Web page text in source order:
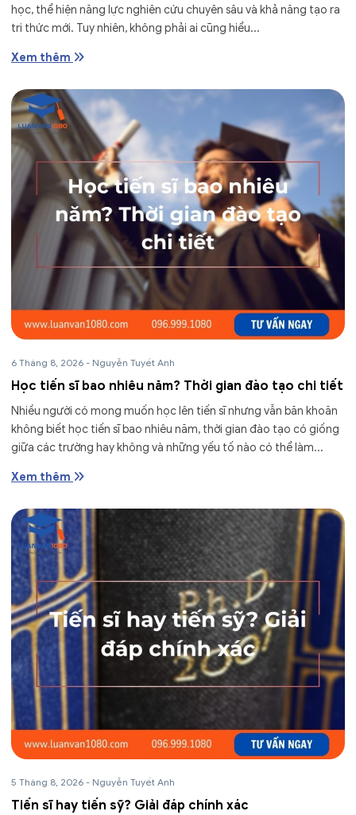
học, thể hiện năng lực nghiên cứu chuyên sâu và khả năng tạo ra
tri thức mới. Tuy nhiên, không phải ai cũng hiểu...
Xem thêm
6 Tháng 8, 2026 - Nguyễn Tuyết Anh
Học tiến sĩ bao nhiêu năm? Thời gian đào tạo chi tiết
Nhiều người có mong muốn học lên tiến sĩ nhưng vẫn băn khoăn
không biết học tiến sĩ bao nhiêu năm, thời gian đào tạo có giống
giữa các trường hay không và những yếu tố nào có thể làm...
Xem thêm
5 Tháng 8, 2026 - Nguyễn Tuyết Anh
Tiến sĩ hay tiến sỹ? Giải đáp chính xác